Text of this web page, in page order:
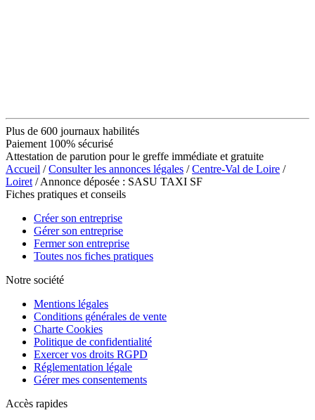
Plus de 600 journaux habilités
Paiement 100% sécurisé
Attestation de parution pour le greffe immédiate et gratuite
Accueil /Consulter les annonces légales /Centre-Val de Loire /
Loiret / Annonce déposée : SASU TAXI SF
Fiches pratiques et conseils
Créer son entreprise
Gérer son entreprise
Fermer son entreprise
Toutes nos fiches pratiques
Notre société
Mentions légales
Conditions générales de vente
Charte Cookies
Politique de confidentialité
Exercer vos droits RGPD
Réglementation légale
Gérer mes consentements
Accès rapides